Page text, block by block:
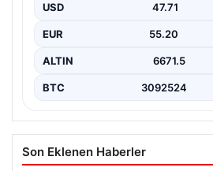
USD 47.71
EUR 55.20
ALTIN 6671.5
BTC 3092524
Son Eklenen Haberler